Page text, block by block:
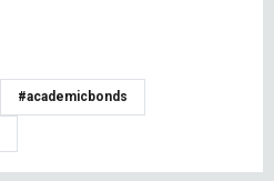
#academicbonds